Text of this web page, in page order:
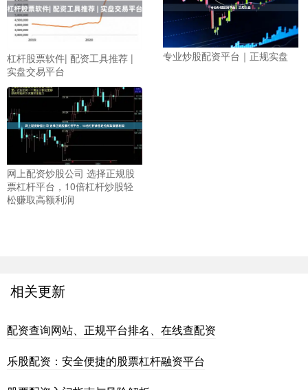
杠杆股票软件| 配资工具推荐 |
实盘交易平台
专业炒股配资平台｜正规实盘
网上配资炒股公司 选择正规股
票杠杆平台，10倍杠杆炒股轻
松赚取高额利润
相关更新
配资查询网站、正规平台排名、在线查配资
乐股配资：安全便捷的股票杠杆融资平台